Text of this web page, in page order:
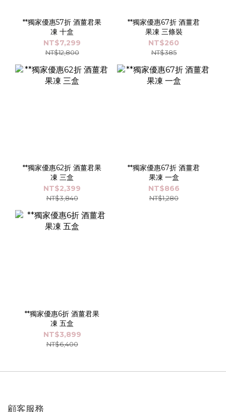
**獨家優惠57折 酒薑君果
凍 十盒
NT$7,299
NT$12,800
**獨家優惠67折 酒薑君
果凍 三條裝
NT$260
NT$385
**獨家優惠62折 酒薑君果
凍 三盒
NT$2,399
NT$3,840
**獨家優惠67折 酒薑君
果凍 一盒
NT$866
NT$1,280
**獨家優惠6折 酒薑君果
凍 五盒
NT$3,899
NT$6,400
顧客服務